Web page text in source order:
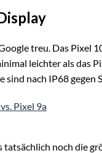
treu. Das Pixel
leichter als das
sind nach IP68 gegen
tatsächlich noch die